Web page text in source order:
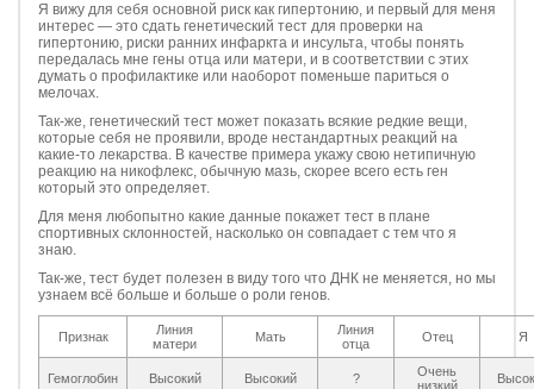
Я вижу для себя основной риск как гипертонию, и первый для меня
интерес — это сдать генетический тест для проверки на
гипертонию, риски ранних инфаркта и инсульта, чтобы понять
передалась мне гены отца или матери, и в соответствии с этих
думать о профилактике или наоборот поменьше париться о
мелочах.
Так-же, генетический тест может показать всякие редкие вещи,
которые себя не проявили, вроде нестандартных реакций на
какие-то лекарства. В качестве примера укажу свою нетипичную
реакцию на никофлекс, обычную мазь, скорее всего есть ген
который это определяет.
Для меня любопытно какие данные покажет тест в плане
спортивных склонностей, насколько он совпадает с тем что я
знаю.
Так-же, тест будет полезен в виду того что ДНК не меняется, но мы
узнаем всё больше и больше о роли генов.
Признак
Линия
матери
Мать
Линия
отца
Отец Я
Гемоглобин Высокий Высокий ?
Очень
низкий